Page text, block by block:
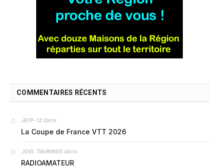
COMMENTAIRES RÉCENTS
JEFF-12dans
La Coupe de France VTT 2026
JOEL TAURINESdans
RADIOAMATEUR